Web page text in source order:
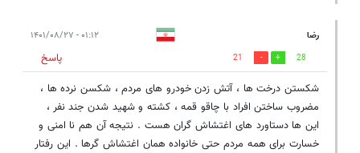
رضا ۰۱:۱۲ - ۱۴۰۱/۰۸/۲۷
28
21
پاسخ
شکستن درخت ها ، آتش زدن خودرو های مردم ، شکسن نرده ها ،
مضروب ساختن افراد با چاقو قمه ، کشته و شهید شدن جند نفر ،
این ها دستاورد های اغتشاش گران هست . نتیجه آن هم نا امنی و
خسارت برای همه مردم حتی خانواده همان اغتشاش گرها . این رفتار